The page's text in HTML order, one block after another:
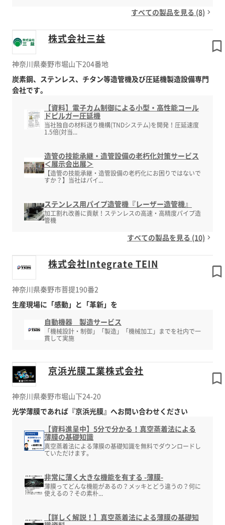
すべての製品を見る (8)
株式会社三益
神奈川県秦野市堀山下204番地
炭素鋼、ステンレス、チタン等造管機及び圧延機製造設備専門
会社です。
【資料】電子カム制御による小型・高性能コール
ドピルガー圧延機
当社独自の材料送り機構(TNDシステム)を開発！圧延速度
1.5倍(対当...
造管の技能承継・造管設備の老朽化対策サービス
＜展示会出展＞
【造管の技能承継・造管設備の老朽化にお困りではないで
すか？】当社はパイ...
ステンレス用パイプ造管機『レーザー造管機』
加工割れ改善に貢献！ステンレスの高速・高精度パイプ造
管機
すべての製品を見る (10)
株式会社Integrate TEIN
神奈川県秦野市菩提190番2
生産現場に「感動」と「革新」を
自動機器 製造サービス
「機械設計・制御」「製造」「機械加工」までを社内で一
貫して実施
京浜光膜工業株式会社
神奈川県秦野市堀山下24-20
光学薄膜であれば『京浜光膜』へお問い合わせください
【資料進呈中】5分で分かる！真空蒸着法による
薄膜の基礎知識
真空蒸着法による薄膜の基礎知識を無料でダウンロードし
ていただけます。
非常に薄く大きな機能を有する -薄膜-
薄膜ってどんな機能があるの？メッキとどう違うの？何に
使えるの？その素朴...
【詳しく解説！】真空蒸着法による薄膜の基礎知